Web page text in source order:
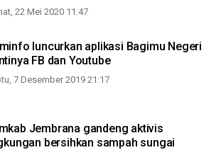
22 Mei 2020 11:47
luncurkan aplikasi Bagimu Negeri
FB dan Youtube
7 Desember 2019 21:17
Jembrana gandeng aktivis
bersihkan sampah sungai